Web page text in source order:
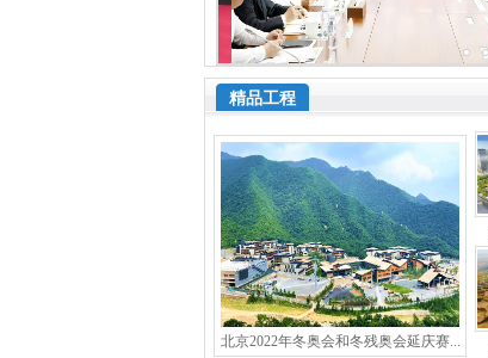
精品工程
北京2022年冬奥会和冬残奥会延庆赛...